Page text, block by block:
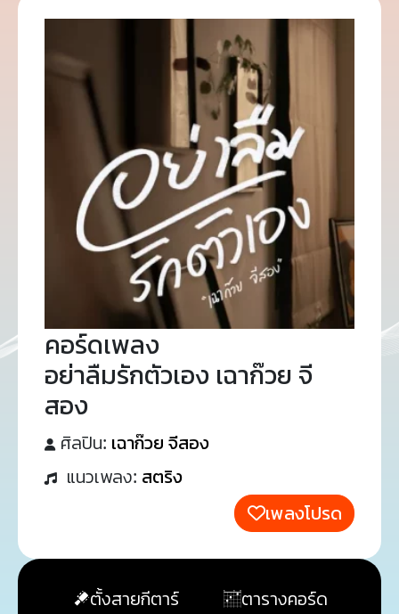
คอร์ดเพลง
อย่าลืมรักตัวเอง เฉาก๊วย จี
สอง
ศิลปิน: เฉาก๊วย จีสอง
แนวเพลง: สตริง
เพลงโปรด
ตั้งสายกีตาร์
ตารางคอร์ด